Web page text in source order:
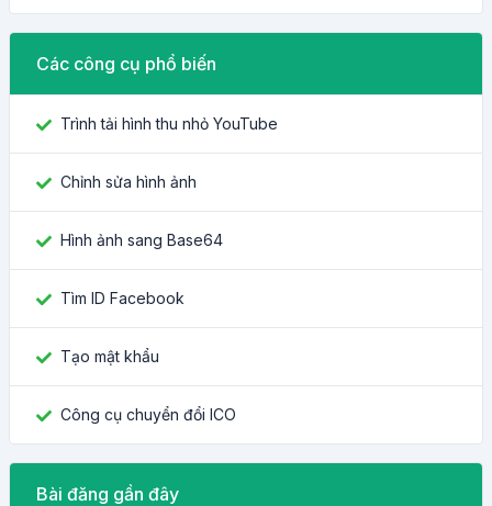
Các công cụ phổ biến
Trình tải hình thu nhỏ YouTube
Chỉnh sửa hình ảnh
Hình ảnh sang Base64
Tìm ID Facebook
Tạo mật khẩu
Công cụ chuyển đổi ICO
Bài đăng gần đây